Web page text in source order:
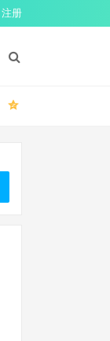
注册